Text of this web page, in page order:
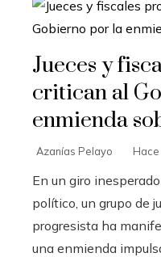
Jueces y
critican al
enmienda
Azanías Pelayo
En un giro
político, un grupo de
progresista ha
una enmienda